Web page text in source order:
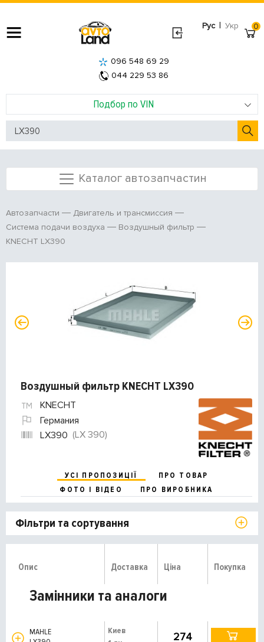
Рус | Укр
Подбор по VIN
096 548 69 29
044 229 53 86
0
Каталог автозапчастин
Автозапчасти
Двигатель и трансмиссия
Система подачи воздуха
Воздушный фильтр
KNECHT LX390
Воздушный фильтр KNECHT LX390
KNECHT
Германия
LX390 (LX 390)
УСІ ПРОПОЗИЦІЇ
ПРО ТОВАР
ФОТО І ВІДЕО
ПРО ВИРОБНИКА
Фільтри та сортування
Опис Доставка Ціна Покупка
Замінники та аналоги
MAHLE
Киев
274